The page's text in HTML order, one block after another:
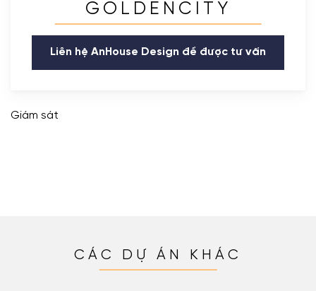
GOLDENCITY
Liên hệ AnHouse Design để được tư vấn
Giám sát
CÁC DỰ ÁN KHÁC